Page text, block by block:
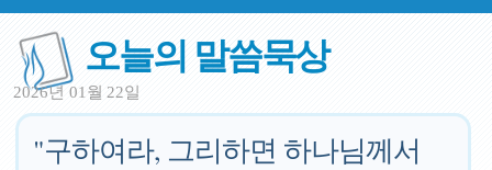
오늘의 말씀묵상
2026년 01월 22일
"구하여라, 그리하면 하나님께서